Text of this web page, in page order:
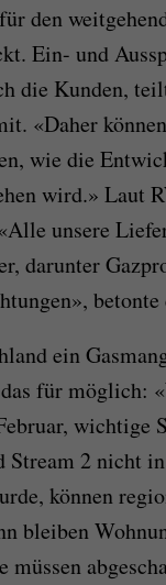
den
Ein- und
die Kunden,
«Daher
wie die
wird.» Laut
unsere
darunter
betonte
ein
für möglich:
wichtige
Stream 2 nicht
können
bleiben
müssen